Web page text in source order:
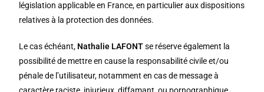
législation applicable en France, en particulier aux dispositions
relatives à la protection des données.
Le cas échéant, Nathalie LAFONTse réserve également la
possibilité de mettre en cause la responsabilité civile et/ou
pénale de l’utilisateur, notamment en cas de message à